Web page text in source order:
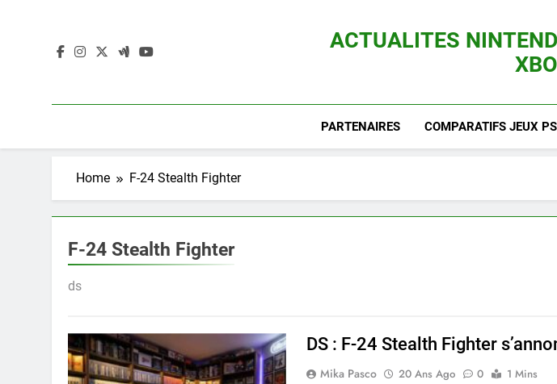
ACTUALITES
PARTENAIRES COMPARATIFS JEUX
Home F-24 Stealth Fighter
F-24 Stealth Fighter
ds
DS : F-24 Stealth Fighter
Mika Pasco 20 Ans Ago 0
1 Mins